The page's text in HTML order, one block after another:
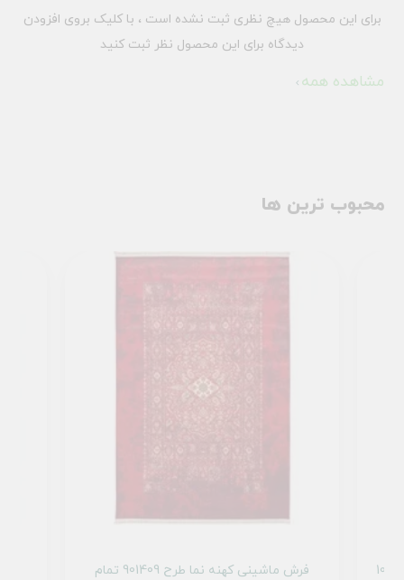
برای این محصول هیچ نظری ثبت نشده است ، با کلیک بروی افزودن
دیدگاه برای این محصول نظر ثبت کنید
مشاهده همه
محبوب ترین ها
فرش ماشینی کهنه نما طرح 901409 تمام
فرش ماشینی کهنه نما طرح 100623 کرم 1000